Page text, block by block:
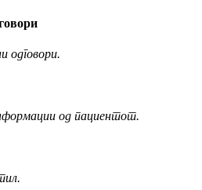
одговори.
од пациентот.